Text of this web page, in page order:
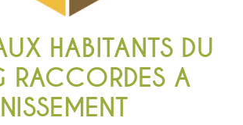
HABITANTS DU
RACCORDES A